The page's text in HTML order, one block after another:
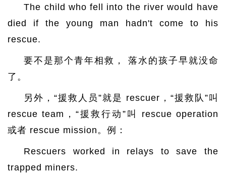
The child who fell into the river would have
died if the young man hadn't come to his
rescue.
要不是那个青年相救， 落水的孩子早就没命
了。
另外，“援救人员”就是 rescuer，“援救队”叫
rescue team，“援救行动”叫 rescue operation
或者 rescue mission。例：
Rescuers worked in relays to save the
trapped miners.